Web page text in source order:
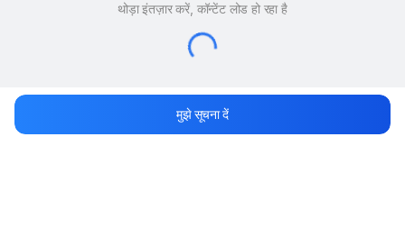
थोड़ा इंतज़ार करें, कॉन्टेंट लोड हो रहा है
मुझे सूचना दें